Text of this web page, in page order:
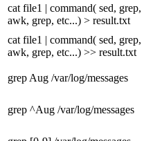
cat file1 | command( sed, grep,
awk, grep, etc...) > result.txt
cat file1 | command( sed, grep,
awk, grep, etc...) >> result.txt
grep Aug /var/log/messages
grep ^Aug /var/log/messages